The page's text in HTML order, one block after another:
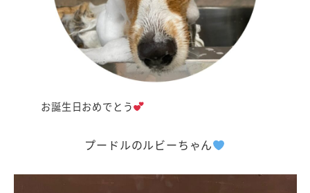
お誕生日おめでとう
プードルのルビーちゃん